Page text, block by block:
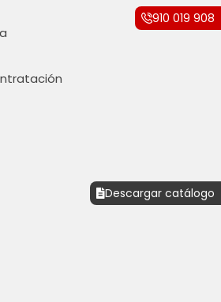
910 019 908
Descargar catálogo